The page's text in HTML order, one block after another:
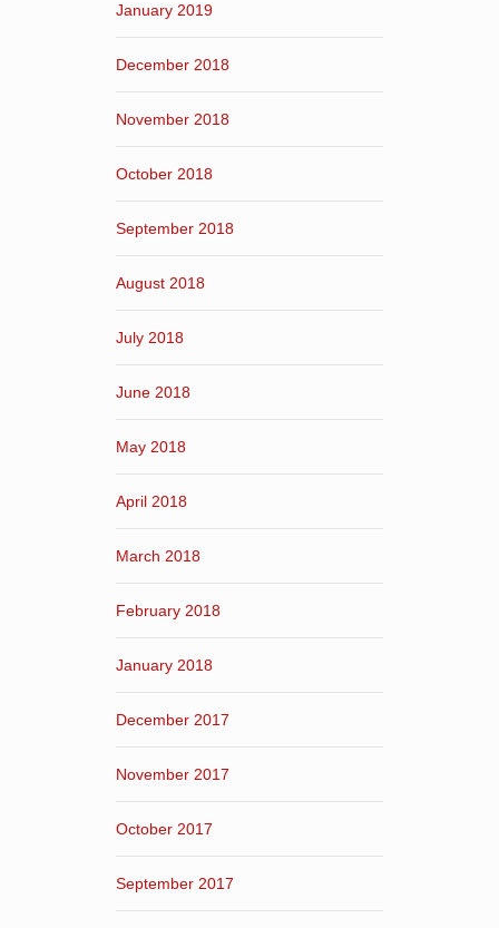
January 2019
December 2018
November 2018
October 2018
September 2018
August 2018
July 2018
June 2018
May 2018
April 2018
March 2018
February 2018
January 2018
December 2017
November 2017
October 2017
September 2017